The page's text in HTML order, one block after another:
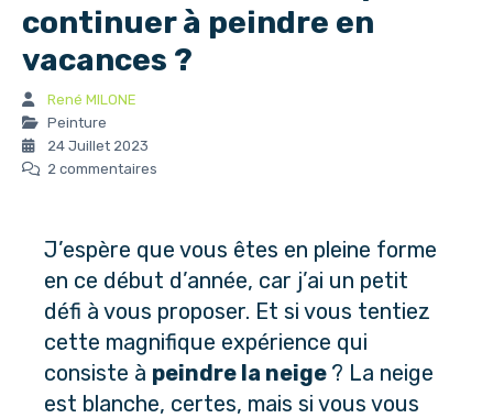
continuer à peindre en
vacances ?
René MILONE
Peinture
24 Juillet 2023
2 commentaires
J’espère que vous êtes en pleine forme
en ce début d’année, car j’ai un petit
défi à vous proposer. Et si vous tentiez
cette magnifique expérience qui
consiste à peindre la neige ? La neige
est blanche, certes, mais si vous vous